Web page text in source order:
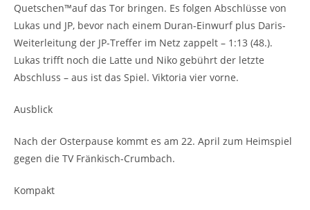
Quetschen™auf das Tor bringen. Es folgen Abschlüsse von
Lukas und JP, bevor nach einem Duran-Einwurf plus Daris-
Weiterleitung der JP-Treffer im Netz zappelt – 1:13 (48.).
Lukas trifft noch die Latte und Niko gebührt der letzte
Abschluss – aus ist das Spiel. Viktoria vier vorne.
Ausblick
Nach der Osterpause kommt es am 22. April zum Heimspiel
gegen die TV Fränkisch-Crumbach.
Kompakt